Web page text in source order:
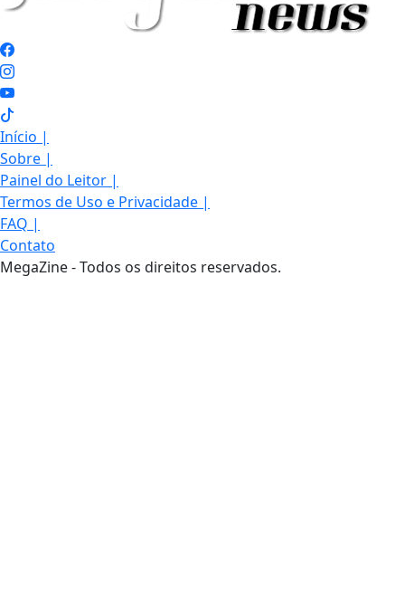
Início |
Sobre |
Painel do Leitor |
Termos de Uso e Privacidade |
FAQ |
Contato
MegaZine - Todos os direitos reservados.